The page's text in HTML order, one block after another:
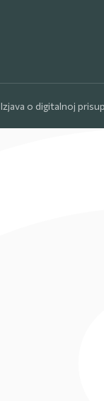
Izjava o digitalnoj